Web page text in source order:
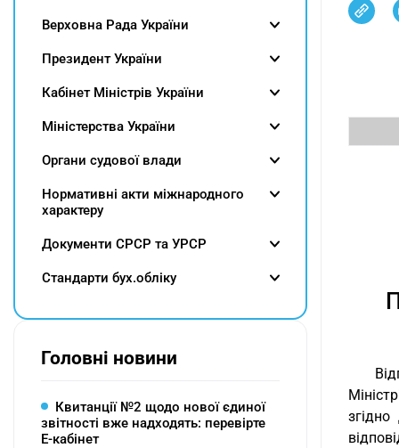
Верховна Рада України
Президент України
Кабінет Міністрів України
Міністерства України
Органи судової влади
Нормативні акти міжнародного
характеру
Документи СРСР та УРСР
Cтандарти бух.обліку
Головні новини
Квитанції №2 щодо нової єдиної
звітності вже надходять: перевірте
Е-кабінет